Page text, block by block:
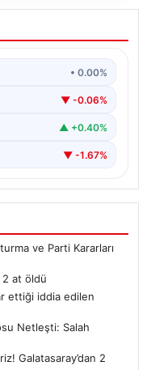
yaralı, 2
• 0.00%
▼ -0.06%
▲ +0.40%
▼ -1.67%
ve Parti Kararları
2 at öldü
ettiği iddia edilen
Netleşti: Salah
Galatasaray’dan 2